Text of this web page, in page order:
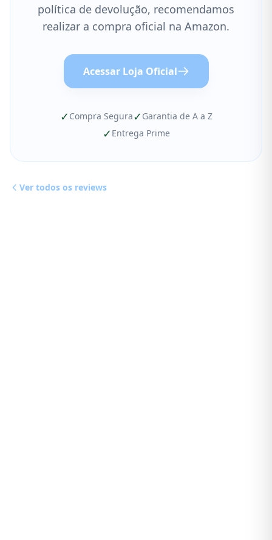
política de devolução, recomendamos
realizar a compra oficial na Amazon.
Acessar Loja Oficial
✓ Compra Segura✓ Garantia de A a Z
✓ Entrega Prime
Ver todos os reviews